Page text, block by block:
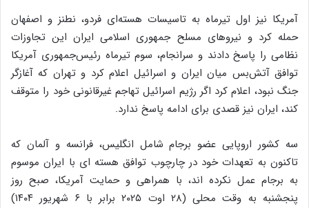
آمریکا نیز اول تیرماه به تاسیسات هسته‌ای فردو، نطنز و اصفهان
حمله کرد و نیروهای مسلح جمهوری اسلامی ایران این تجاوزات
نظامی را پاسخ دادند و سرانجام، سوم تیرماه رئیس‌جمهوری آمریکا
توافق آتش‌بس میان ایران و اسرائیل اعلام کرد و تهران که آغازگر
جنگ نبود، اعلام کرد اگر رژیم اسرائیل تهاجم غیرقانونی خود را متوقف
کند، ایران نیز قصدی برای ادامه پاسخ ندارد.
سه کشور اروپایی عضو برجام شامل انگلیس، فرانسه و آلمان که
تاکنون به تعهدات خود در چارچوب توافق هسته ای با ایران موسوم
به برجام عمل نکرده اند، با همراهی و حمایت آمریکا، صبح روز
پنجشنبه به وقت محلی (۲۸ اوت ۲۰۲۵ برابر با ۶ شهریور ۱۴۰۴)